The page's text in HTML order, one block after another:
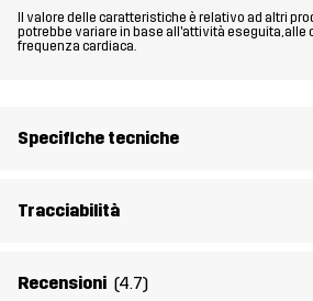
stata aggiornata con una vestibilità
da recensioni e feedback dei clienti.
Materiale 2
Il valore delle caratteristiche è relativo ad altri
potrebbe variare in base all'attività eseguita, alle
frequenza cardiaca.
Specifiche tecniche
Tracciabilità
Recensioni (4.7)